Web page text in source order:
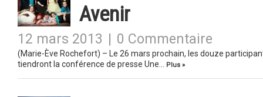
Avenir
12 mars 2013 0 Commentaire
(Marie-Ève Rochefort) – Le 26 mars prochain, les douze
tiendront la conférence de presse Une…
Plus »